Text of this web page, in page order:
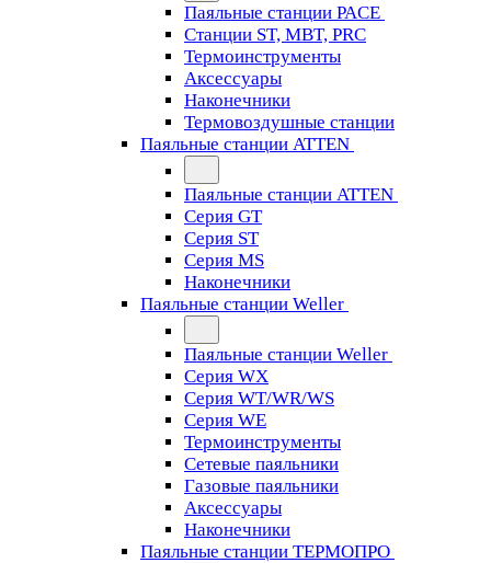
Паяльные станции PACE
Станции ST, MBT, PRC
Термоинструменты
Аксессуары
Наконечники
Термовоздушные станции
Паяльные станции ATTEN
Паяльные станции ATTEN
Серия GT
Серия ST
Серия MS
Наконечники
Паяльные станции Weller
Паяльные станции Weller
Серия WX
Серия WT/WR/WS
Серия WE
Термоинструменты
Сетевые паяльники
Газовые паяльники
Аксессуары
Наконечники
Паяльные станции ТЕРМОПРО